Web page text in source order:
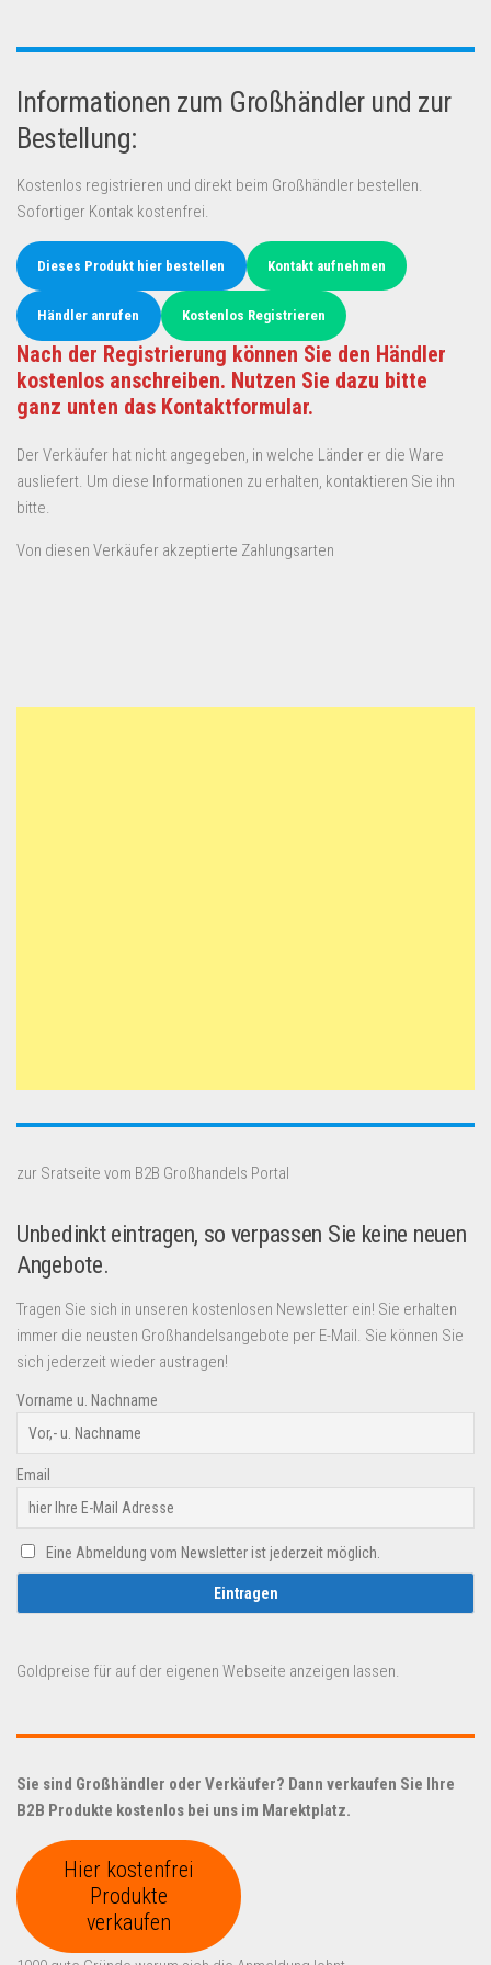
Informationen zum Großhändler und zur
Bestellung:
Kostenlos registrieren und direkt beim Großhändler bestellen.
Sofortiger Kontak kostenfrei.
Dieses Produkt hier bestellen Kontakt aufnehmen
Händler anrufen Kostenlos Registrieren
Nach der Registrierung können Sie den Händler
kostenlos anschreiben. Nutzen Sie dazu bitte
ganz unten das Kontaktformular.
Der Verkäufer hat nicht angegeben, in welche Länder er die Ware
ausliefert. Um diese Informationen zu erhalten, kontaktieren Sie ihn
bitte.
Von diesen Verkäufer akzeptierte Zahlungsarten
zur Sratseite vom B2B Großhandels Portal
Unbedinkt eintragen, so verpassen Sie keine neuen
Angebote.
Tragen Sie sich in unseren kostenlosen Newsletter ein! Sie erhalten
immer die neusten Großhandelsangebote per E-Mail. Sie können Sie
sich jederzeit wieder austragen!
Vorname u. Nachname
Email
Eine Abmeldung vom Newsletter ist jederzeit möglich.
Goldpreise für auf der eigenen Webseite anzeigen lassen.
Sie sind Großhändler oder Verkäufer? Dann verkaufen Sie Ihre
B2B Produkte kostenlos bei uns im Marektplatz.
Hier kostenfrei
Produkte
verkaufen